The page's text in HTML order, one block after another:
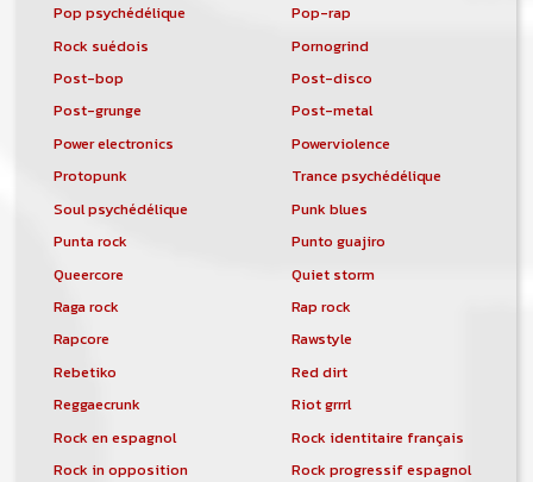
Pop psychédélique
Pop-rap
Rock suédois
Pornogrind
Post-bop
Post-disco
Post-grunge
Post-metal
Power electronics
Powerviolence
Protopunk
Trance psychédélique
Soul psychédélique
Punk blues
Punta rock
Punto guajiro
Queercore
Quiet storm
Raga rock
Rap rock
Rapcore
Rawstyle
Rebetiko
Red dirt
Reggaecrunk
Riot grrrl
Rock en espagnol
Rock identitaire français
Rock in opposition
Rock progressif espagnol